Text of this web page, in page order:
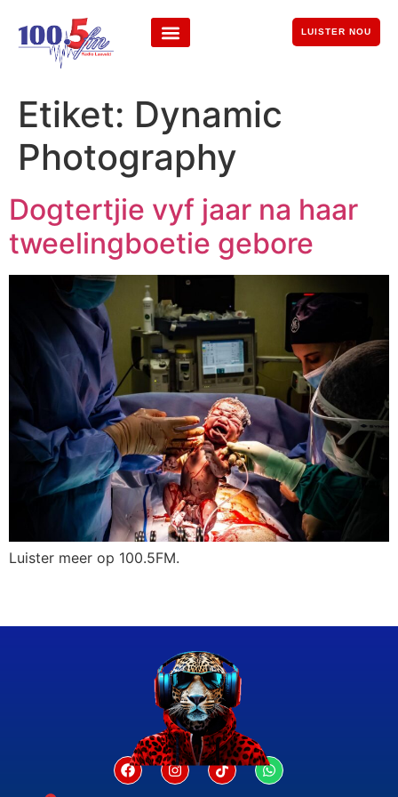
LUISTER NOU
Etiket: Dynamic
Photography
Dogtertjie vyf jaar na haar
tweelingboetie gebore
Luister meer op 100.5FM.